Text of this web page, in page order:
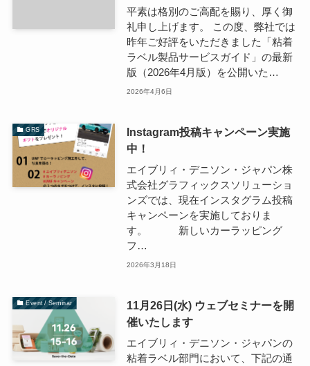
平素は格別のご高配を賜り、厚く御
礼申し上げます。 この度、弊社では
昨年ご好評をいただきました「粘着
ラベル製品サービスガイド」の最新
版（2026年4月版）を公開いた…
2026年4月6日
GRS
Instagram投稿キャンペーン実施
中！
エイブリィ・デニソン・ジャパン株
式会社グラフィックスソリューショ
ンズでは、現在インスタグラム投稿
キャンペーンを実施しておりま
す。 新しいカーラッピング
フ…
2026年3月18日
Event / Seminar
11月26日(水) ウェブセミナーを開
催いたします
エイブリィ・デニソン・ジャパンの
粘着ラベル部門において、下記の通